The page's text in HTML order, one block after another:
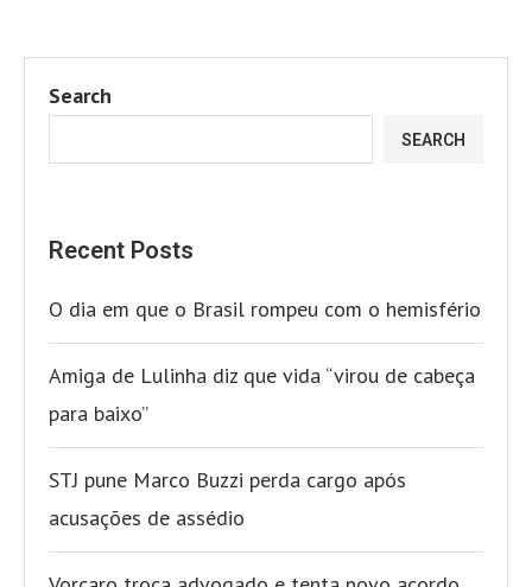
Search
SEARCH
Recent Posts
O dia em que o Brasil rompeu com o hemisfério
Amiga de Lulinha diz que vida “virou de cabeça
para baixo”
STJ pune Marco Buzzi perda cargo após
acusações de assédio